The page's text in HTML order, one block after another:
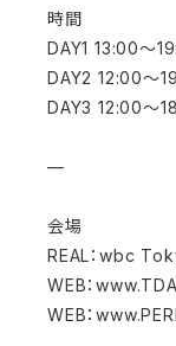
時間
DAY1 13:00〜
DAY2 12:00〜
DAY3 12:00〜
—
会場
REAL：wbc
WEB：
WEB：